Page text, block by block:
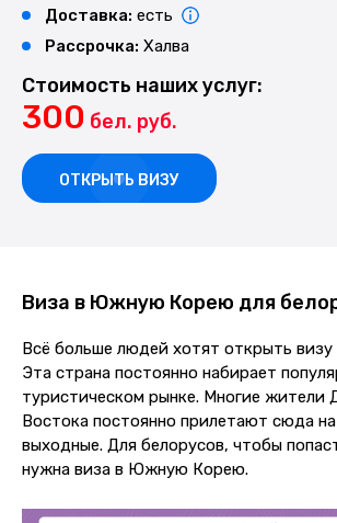
Доставка: есть
Рассрочка: Халва
Стоимость наших услуг:
300 бел. руб.
ОТКРЫТЬ ВИЗУ
Виза в Южную Корею для
Всё больше людей хотят открыть
Эта страна постоянно набирает
туристическом рынке. Многие жители
Востока постоянно прилетают сюда
выходные. Для белорусов, чтобы
нужна виза в Южную Корею.